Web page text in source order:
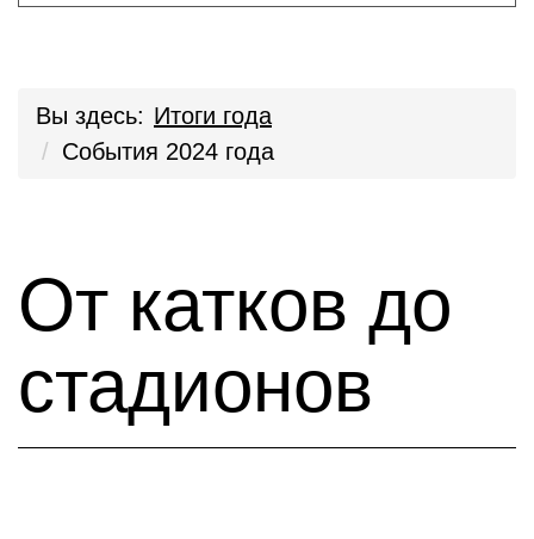
Вы здесь: Итоги года
События 2024 года
От катков до
стадионов